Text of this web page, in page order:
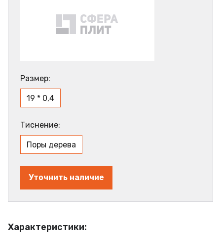
Характеристики:
Размер:
19 * 0,4
Тиснение:
Поры дерева
Уточнить наличие